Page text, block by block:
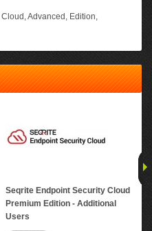
Cloud ,Advanced , Edition,
Seqrite Endpoint Security Cloud
Premium Edition - Additional
Users